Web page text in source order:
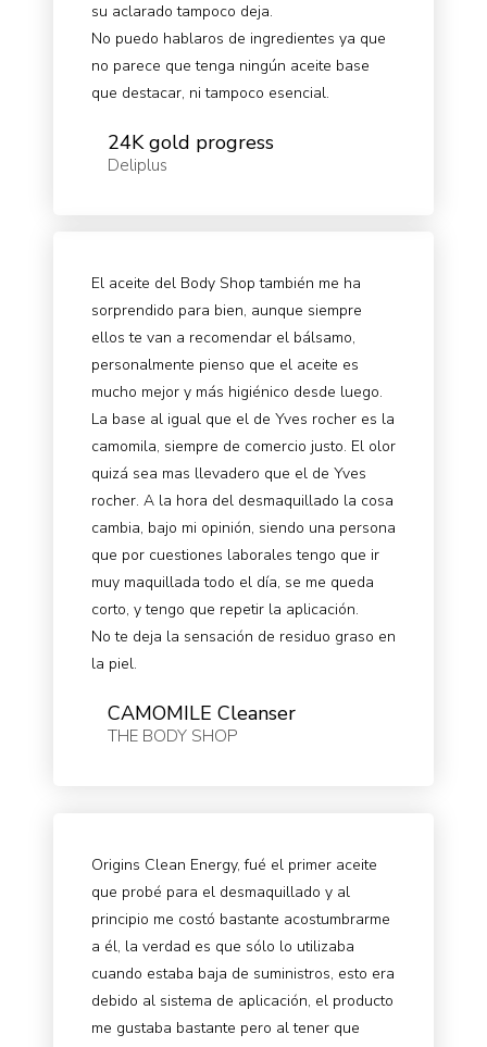
su aclarado tampoco deja.
No puedo hablaros de ingredientes ya que
no parece que tenga ningún aceite base
que destacar, ni tampoco esencial.
24K gold progress
Deliplus
El aceite del Body Shop también me ha
sorprendido para bien, aunque siempre
ellos te van a recomendar el bálsamo,
personalmente pienso que el aceite es
mucho mejor y más higiénico desde luego.
La base al igual que el de Yves rocher es la
camomila, siempre de comercio justo. El olor
quizá sea mas llevadero que el de Yves
rocher. A la hora del desmaquillado la cosa
cambia, bajo mi opinión, siendo una persona
que por cuestiones laborales tengo que ir
muy maquillada todo el día, se me queda
corto, y tengo que repetir la aplicación.
No te deja la sensación de residuo graso en
la piel.
CAMOMILE Cleanser
THE BODY SHOP
Origins Clean Energy, fué el primer aceite
que probé para el desmaquillado y al
principio me costó bastante acostumbrarme
a él, la verdad es que sólo lo utilizaba
cuando estaba baja de suministros, esto era
debido al sistema de aplicación, el producto
me gustaba bastante pero al tener que